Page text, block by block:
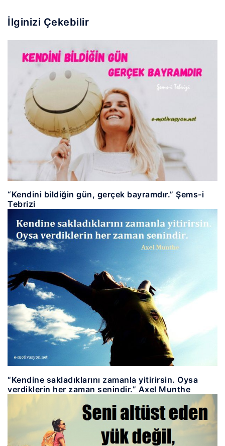
İlginizi Çekebilir
“Kendini bildiğin gün, gerçek bayramdır.” Şems-i
Tebrizi
“Kendine sakladıklarını zamanla yitirirsin. Oysa
verdiklerin her zaman senindir.” Axel Munthe